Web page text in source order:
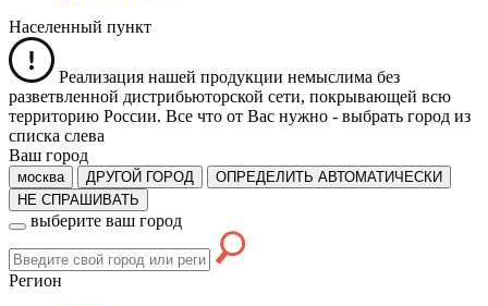
Населенный пункт
Реализация нашей продукции немыслима без
разветвленной дистрибьюторской сети, покрывающей всю
территорию России. Все что от Вас нужно - выбрать город из
списка слева
Ваш город
москва ДРУГОЙ ГОРОД
ОПРЕДЕЛИТЬ АВТОМАТИЧЕСКИ
НЕ СПРАШИВАТЬ
выберите ваш город
Регион